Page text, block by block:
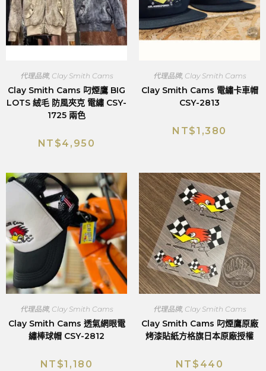
代理品牌, Clay Smith Cams
Clay Smith Cams 叼煙鷹 BIG
LOTS 絨毛 防風夾克 電繡 CSY-
1725 兩色
NT$4,950
代理品牌, Clay Smith Cams
Clay Smith Cams 電繡卡車帽
CSY-2813
NT$1,380
代理品牌, Clay Smith Cams
Clay Smith Cams 透氣網眼電
繡棒球帽 CSY-2812
NT$1,180
代理品牌, Clay Smith Cams
Clay Smith Cams 叼煙鷹原廠
烤漆貼紙方格旗日本原廠授權
NT$ 440